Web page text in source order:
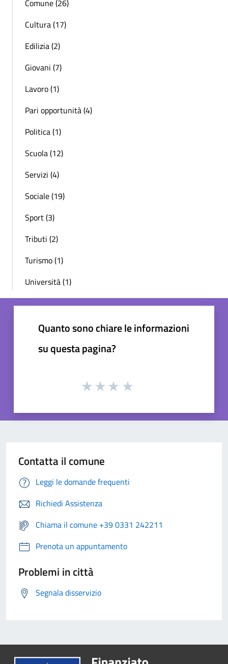
Comune (26)
Cultura (17)
Edilizia (2)
Giovani (7)
Lavoro (1)
Pari opportunità (4)
Politica (1)
Scuola (12)
Servizi (4)
Sociale (19)
Sport (3)
Tributi (2)
Turismo (1)
Università (1)
Quanto sono chiare le informazioni
su questa pagina?
Contatta il comune
Leggi le domande frequenti
Richiedi Assistenza
Chiama il comune +39 0331 242211
Prenota un appuntamento
Problemi in città
Segnala disservizio